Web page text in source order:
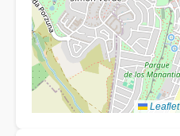
Leaflet